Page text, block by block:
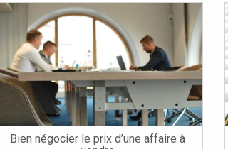
Bien négocier le prix d’une affaire à